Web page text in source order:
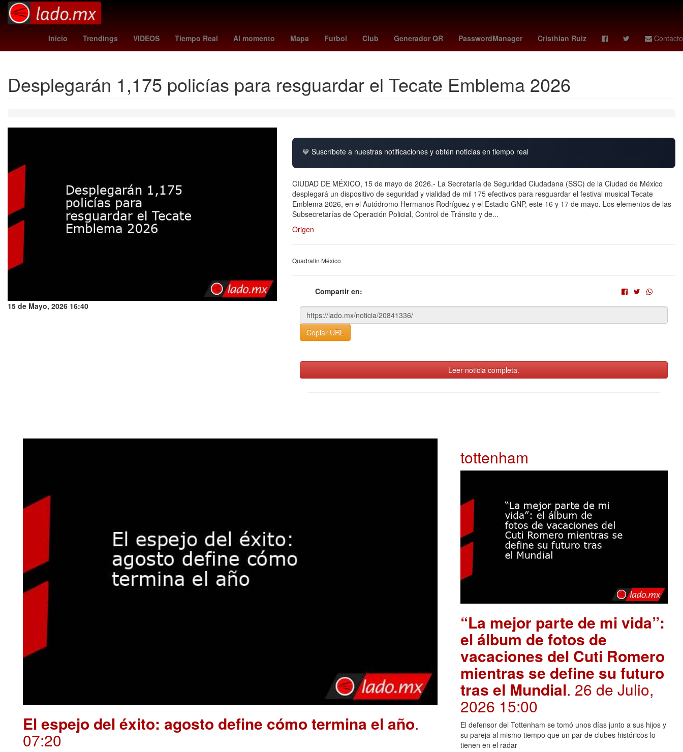
Inicio Trendings VIDEOS Tiempo Real Al momento Mapa Futbol Club Generador QR PasswordManager Cristhian Ruiz Contacto
Maradona milan tubi Rosario Anthony Davis Oblivion tottenham Pago Achraf Hakimi España
Desplegarán 1,175 policías para resguardar el Tecate Emblema 2026
15 de Mayo, 2026 16:40
💙 Suscríbete a nuestras notificaciones y obtén noticias en tiempo real
CIUDAD DE MÉXICO, 15 de mayo de 2026.- La Secretaría de Seguridad Ciudadana (SSC) de la Ciudad de México
desplegará un dispositivo de seguridad y vialidad de mil 175 efectivos para resguardar el festival musical Tecate
Emblema 2026, en el Autódromo Hermanos Rodríguez y el Estadio GNP, este 16 y 17 de mayo. Los elementos de las
Subsecretarías de Operación Policial, Control de Tránsito y de...
Origen
Quadratín México
Compartir en:
Copiar URL
Leer noticia completa.
El espejo del éxito: agosto define cómo termina el año.
07:20
tottenham
“La mejor parte de mi vida”:
el álbum de fotos de
vacaciones del Cuti Romero
mientras se define su futuro
tras el Mundial. 26 de Julio,
2026 15:00
El defensor del Tottenham se tomó unos días junto a sus hijos y
su pareja al mismo tiempo que un par de clubes históricos lo
tienen en el radar